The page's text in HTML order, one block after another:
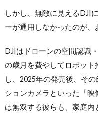
しかし、無敵に見えるDJI
ーが通用しなかったのが、
DJIはドローンの空間認識
の歳月を費やしてロボッ
し、2025年の発売後、そ
ションカメラといった「
は無双する彼らも、家庭